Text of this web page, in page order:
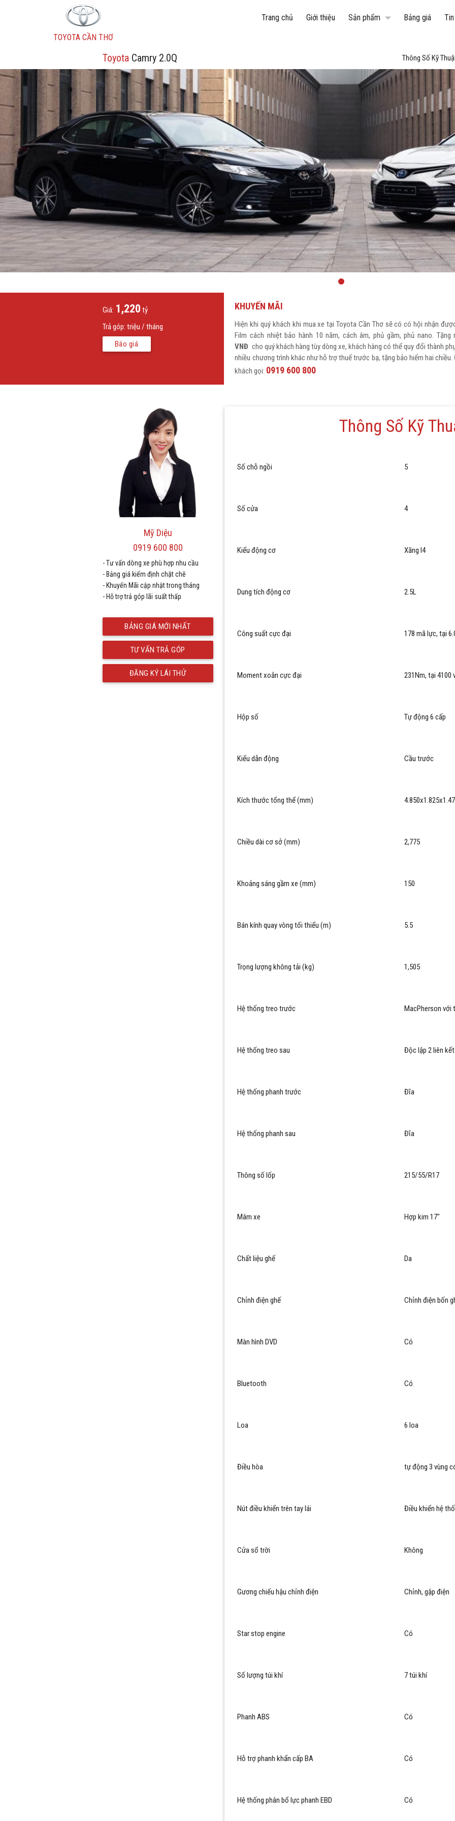
TOYOTA CẦN THƠ
Trang chủ Giới thiệu Sản phẩm arrow_drop_down
Wigo Vios Corolla Altis
Fortuner Innova Cross Veloz Cross Avanza Premio
Hilux
Bảng giá
ToyotaCamry 2.0Q Thông Số Kỹ
Giá: 1,220 tỷ
Trả góp: triệu / tháng
Báo giá
KHUYẾN MÃI
Hiện khi quý khách khi mua xe tại Toyota Cần Thơ sẽ có có hội nhận
Film cách nhiệt bảo hành 10 năm, cách âm, phủ gầm, phủ nano. Tặng
VNĐ cho quý khách hàng tùy dòng xe, khách hàng có thể quy đổi thành
nhiều chương trình khác nhưhỗ trợ thuế trước bạ, tặng bảo hiểm hai chiều.
khách gọi: 0919 600 800
Mỹ Diệu
0919 600 800
- Tư vấn dòng xe phù hợp nhu cầu
- Bảng giá kiểm định chặt chẽ
- Khuyến Mãi cập nhật trong tháng
- Hỗ trợ trả góp lãi suất thấp
BẢNG GIÁ MỚI NHẤT
TƯ VẤN TRẢ GÓP
ĐĂNG KÝ LÁI THỬ
Thông Số Kỹ
Số chỗ ngồi 5
Số cửa 4
Kiểu động cơ Xăng I4
Dung tích động cơ 2.5L
Công suất cực đại 178 mã lực, tại
Moment xoắn cực đại 231Nm, tại 4100
Hộp số Tự động 6 cấp
Kiểu dẫn động Cầu trước
Kích thước tổng thể (mm)
Chiều dài cơ sở (mm) 2,775
Khoảng sáng gầm xe (mm) 150
Bán kính quay vòng tối thiểu (m) 5.5
Trọng lượng không tải (kg) 1,505
Hệ thống treo trước MacPherson với
Hệ thống treo sau Độc lập 2 liên
Hệ thống phanh trước Đĩa
Hệ thống phanh sau Đĩa
Thông số lốp 215/55/R17
Mâm xe Hợp kim 17"
Chất liệu ghế Da
Chỉnh điện ghế Chỉnh điện bốn
Màn hình DVD Có
Bluetooth Có
Loa 6 loa
Điều hòa tự động 3 vùng
Nút điều khiển trên tay lái Điều khiển hệ
Cửa sổ trời Không
Gương chiếu hậu chỉnh điện Chỉnh, gập điện
Star stop engine Có
Số lượng túi khí 7 túi khí
Phanh ABS Có
Hỗ trợ phanh khẩn cấp BA Có
Hệ thống phân bổ lực phanh EBD Có